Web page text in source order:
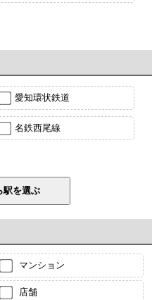
愛知環状鉄道
名鉄西尾線
マンション
店舗